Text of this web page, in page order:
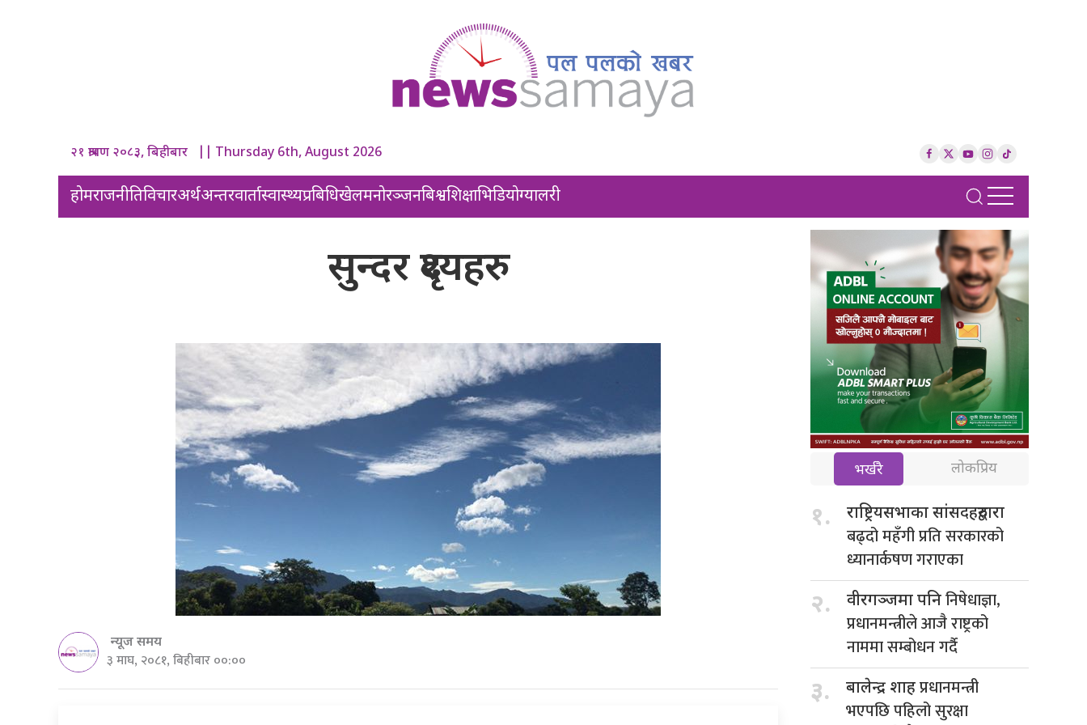
२१ श्रावण २०८३, बिहीबार || Thursday 6th, August 2026
होमराजनीतिविचारअर्थअन्तरवार्तास्वास्थ्यप्रबिधिखेलमनोरञ्जनबिश्वशिक्षाभिडियोग्यालरी
सुन्दर दृश्यहरु
न्यूज समय
३ माघ, २०८१, बिहीबार ००:००
भर्खरै लोकप्रिय
१. राष्ट्रियसभाका सांसदहरुद्वारा
बढ्दो महँगी प्रति सरकारको
ध्यानार्कषण गराएका
२. वीरगञ्जमा पनिनिषेधाज्ञा,
प्रधानमन्त्रीले आजै राष्ट्रको
नाममा सम्बोधन गर्दै
३. बालेन्द्र शाहप्रधानमन्त्री
भएपछि पहिलो सुरक्षा